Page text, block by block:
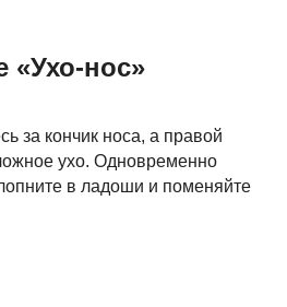
«Ухо-нос»
за кончик носа, а правой
ухо. Одновременно
в ладоши и поменяйте